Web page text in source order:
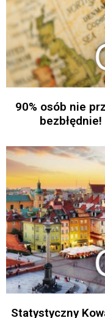
90% osób nie
Statystyczny